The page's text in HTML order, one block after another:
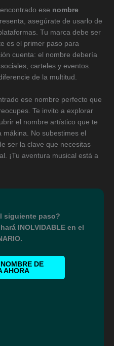
ese nombre
asegúrate de usarlo de
Tu marca debe ser
es el primer paso para
cuenta: el nombre debería
carteles y eventos.
de la multitud.
ese nombre perfecto que
Te invito a explorar
el nombre artístico que te
No subestimes el
ser la clave que necesitas
¡Tu aventura musical está a
siguiente paso?
INOLVIDABLE en el
DE
AHORA